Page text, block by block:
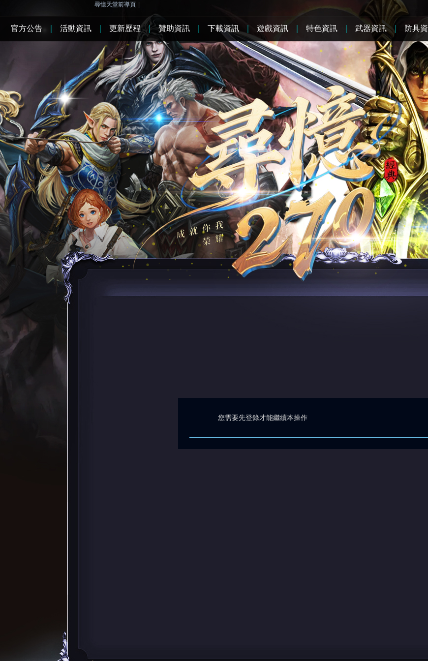
尋憶天堂前導頁
您需要先登錄才能繼續本操作